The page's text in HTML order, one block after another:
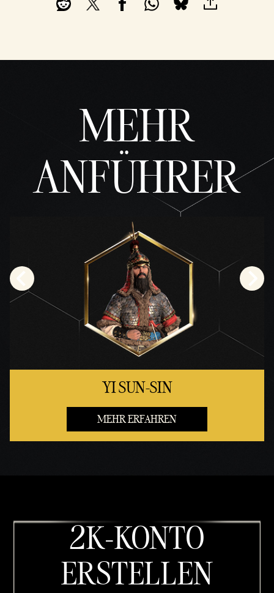
der
Serve
r zu.
MEHR
ANFÜHRER
YI SUN-SIN
MEHR ERFAHREN
2K-KONTO
ERSTELLEN